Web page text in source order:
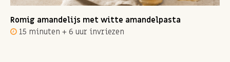
Romig amandelijs met witte amandelpasta
15 minuten + 6 uur invriezen